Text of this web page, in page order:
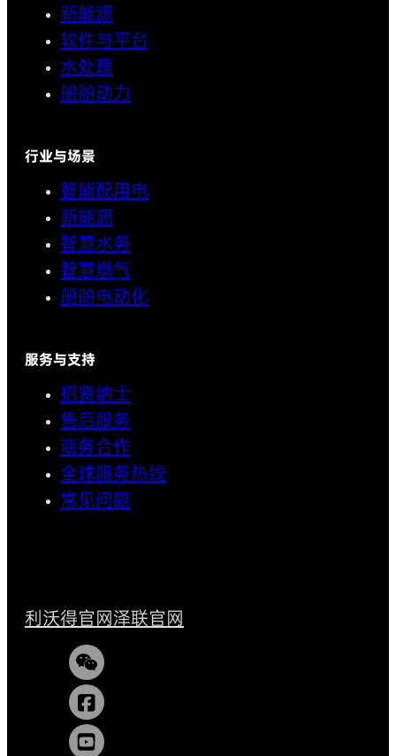
新能源
软件与平台
水处理
船舶动力
行业与场景
智能配用电
新能源
智慧水务
智慧燃气
船舶电动化
服务与支持
招贤纳士
售后服务
商务合作
全球服务热线
常见问题
利沃得官网泽联官网